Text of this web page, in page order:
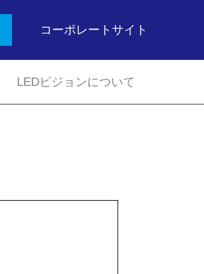
コーポレートサイト
LEDビジョンについて